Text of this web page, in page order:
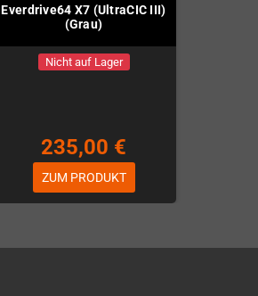
Everdrive64 X7 (UltraCIC III)
(Grau)
Nicht auf Lager
235,00 €
ZUM PRODUKT